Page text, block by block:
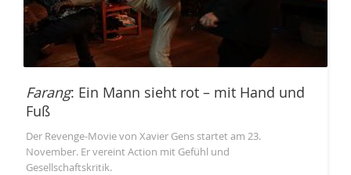
Farang: Ein Mann sieht rot – mit Hand und
Fuß
Der Revenge-Movie von Xavier Gens startet am 23.
November. Er vereint Action mit Gefühl und
Gesellschaftskritik.